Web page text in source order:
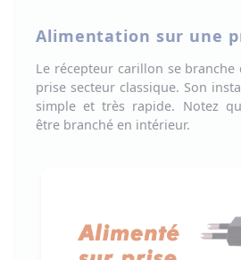
Alimentation sur une
Le récepteur carillon se
prise secteur classique. Son
simple et très rapide. Notez
être branché en intérieur.